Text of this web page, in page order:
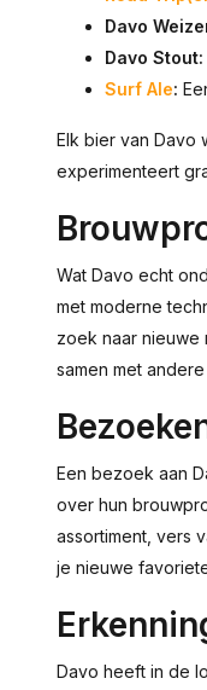
Davo
Davo Stout:
Surf Ale:
Elk bier van Davo
experimenteert
Wat Davo echt
met moderne
zoek naar nieuwe
samen met
Een bezoek aan
over hun
assortiment, vers
je nieuwe
Davo heeft in de